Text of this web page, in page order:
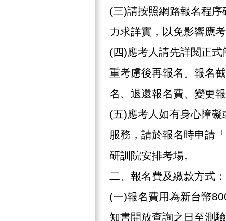
(三)請按照網路報名程
力求詳實，以免影響應
(四)應考人請先詳閱正
重考慮後再報名。報名
名、退還報名費、變更
(五)應考人如有身心障
服務，請於報名時申請
研訓院安排考場。
二、報名費及繳款方式：
(一)報名費用為新台幣
知書開放查詢之日至測